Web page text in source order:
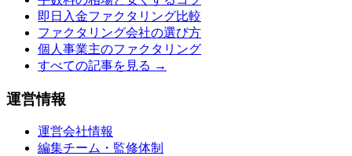
即日入金ファクタリング比較
ファクタリング会社の選び方
個人事業主のファクタリング
すべての記事を見る →
運営情報
運営会社情報
編集チーム・監修体制